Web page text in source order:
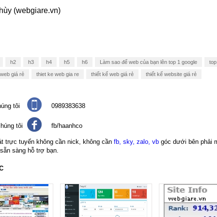
(webgiare.vn)
h2 h3 h4 h5 h6 Làm sao để web của bạn lên top 1 google
web giá rẻ thiet ke web gia re thiết kế web giá rẻ thiết kế website giá rẻ
tôi 0989383638
tôi fb/haanhco
trực tuyến không cần nick, không cần fb, sky, zalo, vb góc dưới bên phải
sàng hỗ trợ bạn.